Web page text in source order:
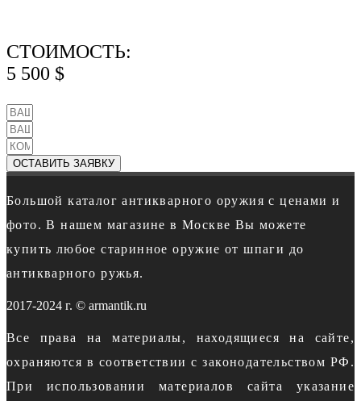
СТОИМОСТЬ:
5 500 $
ОСТАВИТЬ ЗАЯВКУ
Большой каталог антикварного оружия с ценами и
фото. В нашем магазине в Москве Вы можете
купить любое старинное оружие от шпаги до
антикварного ружья.
2017-2024 г. © armantik.ru
Все права на материалы, находящиеся на сайте,
охраняются в соответствии с законодательством РФ.
При использовании материалов сайта указание